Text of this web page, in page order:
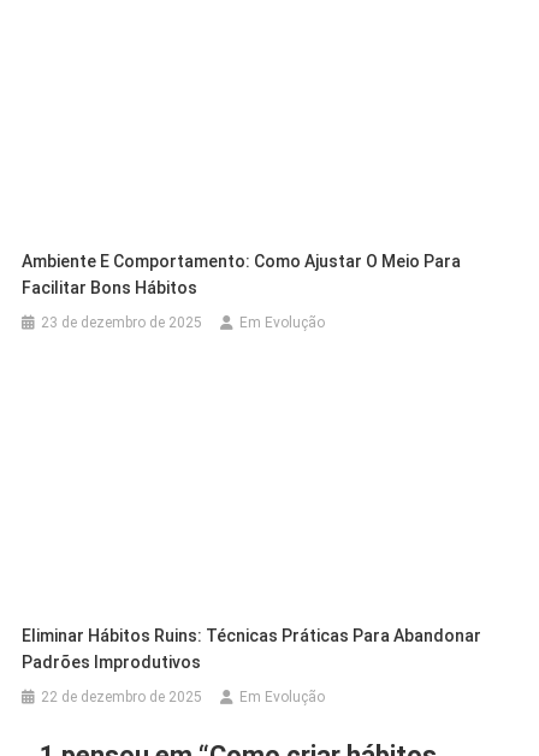
Ambiente E Comportamento: Como Ajustar O Meio Para
Facilitar Bons Hábitos
23 de dezembro de 2025 Em Evolução
Eliminar Hábitos Ruins: Técnicas Práticas Para Abandonar
Padrões Improdutivos
22 de dezembro de 2025 Em Evolução